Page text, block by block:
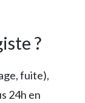
?
fuite),
24h en